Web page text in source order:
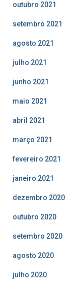
outubro 2021
setembro 2021
agosto 2021
julho 2021
junho 2021
maio 2021
abril 2021
março 2021
fevereiro 2021
janeiro 2021
dezembro 2020
outubro 2020
setembro 2020
agosto 2020
julho 2020